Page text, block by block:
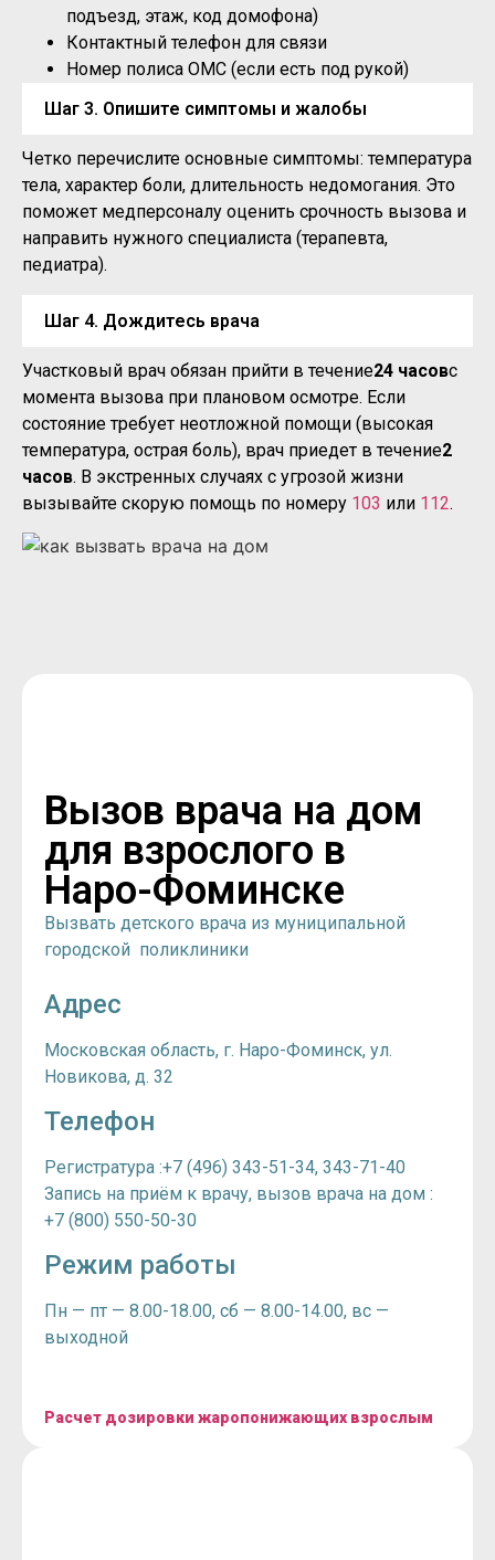
подъезд, этаж, код домофона)
Контактный телефон для связи
Номер полиса ОМС (если есть под рукой)
Шаг 3. Опишите симптомы и жалобы
Четко перечислите основные симптомы: температура
тела, характер боли, длительность недомогания. Это
поможет медперсоналу оценить срочность вызова и
направить нужного специалиста (терапевта,
педиатра).
Шаг 4. Дождитесь врача
Участковый врач обязан прийти в течение24 часовс
момента вызова при плановом осмотре. Если
состояние требует неотложной помощи (высокая
температура, острая боль), врач приедет в течение2
часов. В экстренных случаях с угрозой жизни
вызывайте скорую помощь по номеру 103 или 112.
Вызов врача на дом
для взрослого в
Наро-Фоминске
Вызвать детского врача из муниципальной
городской поликлиники
Адрес
Московская область, г. Наро-Фоминск, ул.
Новикова, д. 32
Телефон
Регистратура :+7 (496) 343-51-34, 343-71-40
Запись на приём к врачу, вызов врача на дом :
+7 (800) 550-50-30
Режим работы
Пн — пт — 8.00-18.00, сб — 8.00-14.00, вс —
выходной
Расчет дозировки жаропонижающих взрослым